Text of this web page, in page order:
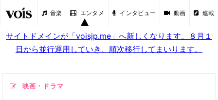
音楽 エンタメ インタビュー 動画 連載
サイトドメインが「voisjp.me」へ新しくなります。８月１
日から並行運用していき、順次移行してまいります。
映画・ドラマ